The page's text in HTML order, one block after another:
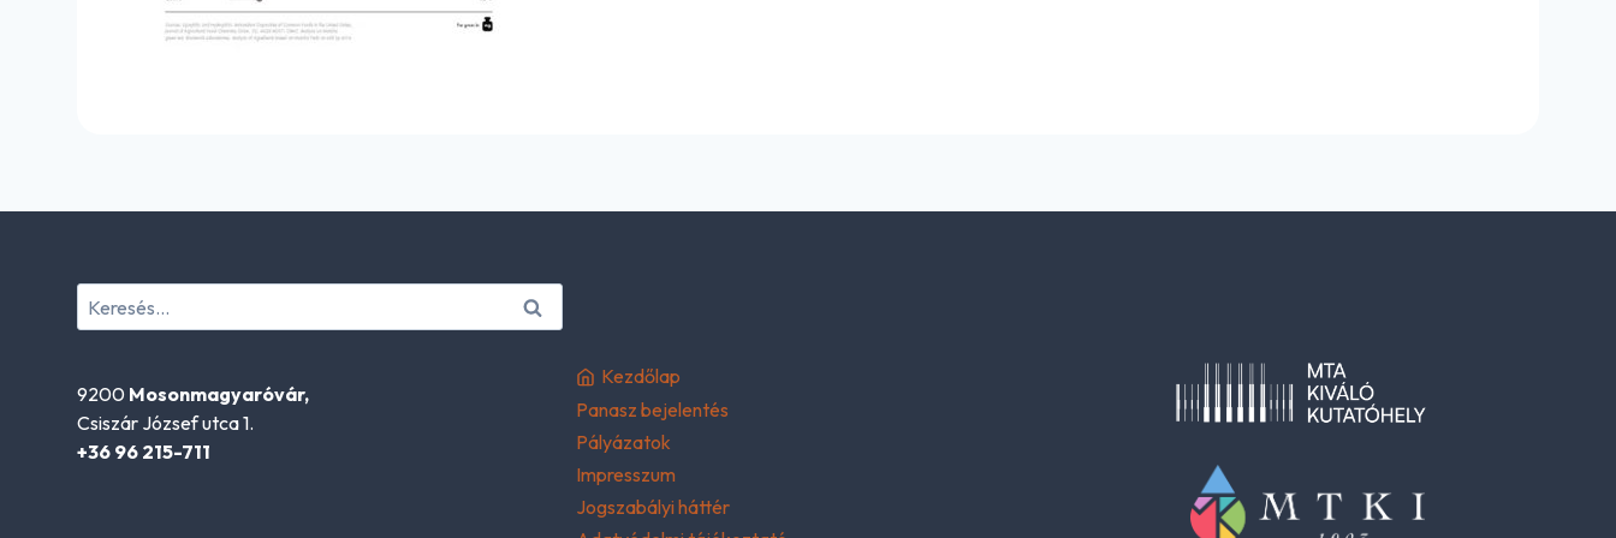
Keresés:
9200 Mosonmagyaróvár,
Csiszár József utca 1.
+36 96 215-711
Kezdőlap
Panasz bejelentés
Pályázatok
Impresszum
Jogszabályi háttér